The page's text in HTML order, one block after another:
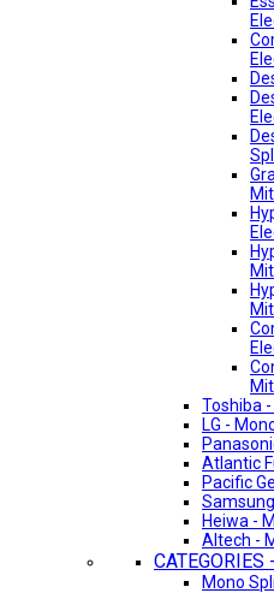
Toshiba
LG -
Atlantic
Pacific
Heiwa -
Altech -
Mono